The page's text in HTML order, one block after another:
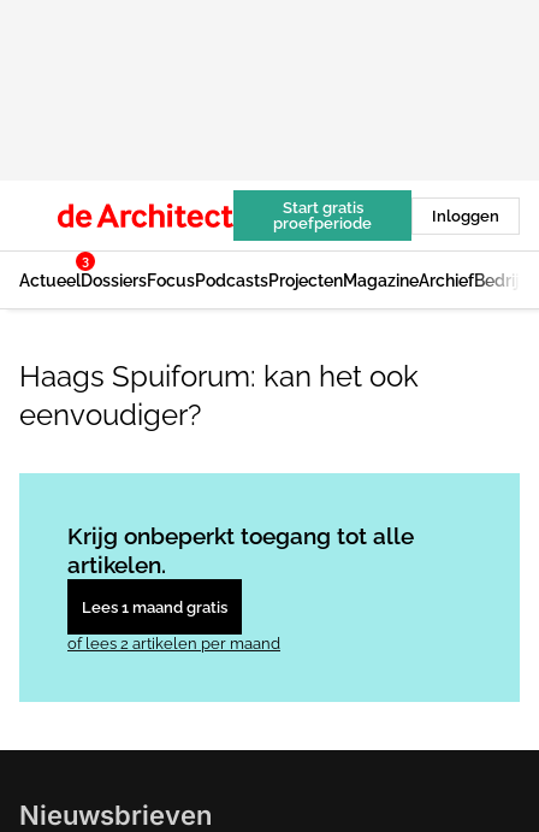
Start gratis
proefperiode
Inloggen
Actueel
3
DossiersFocusPodcastsProjectenMagazineArchief
Haags Spuiforum: kan het ook
eenvoudiger?
Krijg onbeperkt toegang tot alle
artikelen.
Lees 1 maand gratis
of lees 2 artikelen per maand
Nieuwsbrieven